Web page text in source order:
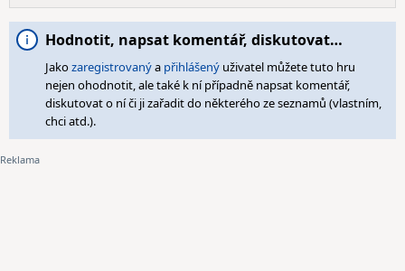
Hodnotit, napsat komentář, diskutovat…
Jakozaregistrovanýa přihlášený uživatel můžete tuto hru
nejen ohodnotit, ale také k ní případně napsat komentář,
diskutovat o ní či ji zařadit do některého ze seznamů (vlastním,
chci atd.).